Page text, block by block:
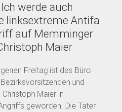
werde auch
linksextreme Antifa
auf Memminger
Maier
Freitag ist das Büro
und
Maier in
geworden. Die Täter